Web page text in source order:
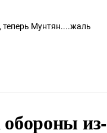
теперь Мунтян....жаль